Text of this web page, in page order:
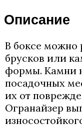
150х13х20мм.
Описание
В боксе можно
брусков или
формы. Камни
посадочных
их от
Огранайзер